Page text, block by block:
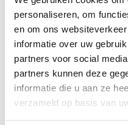
personaliseren, om
en om ons
informatie over uw
partners voor social
partners kunnen deze
informatie die u aan ze
verzameld op basis van
Vorrätig
IN DEN